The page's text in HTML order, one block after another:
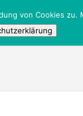
von Cookies zu.